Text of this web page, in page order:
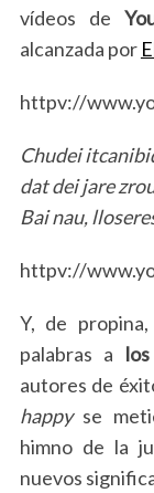
vídeos de
alcanzada por
httpv://
Chudei
dat dei jare
Bai nau,
httpv://
Y, de
palabras a
autores de
happyse
himno de la
nuevos